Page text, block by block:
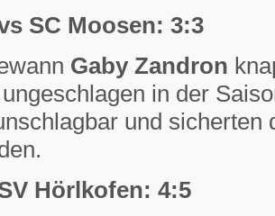
SC Moosen: 3:3
Gaby Zandron
in der
und sicherten
Hörlkofen: 4:5